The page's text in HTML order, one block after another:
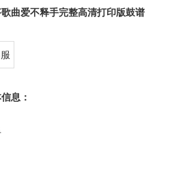
曲爱不释手完整高清打印版鼓谱
息：